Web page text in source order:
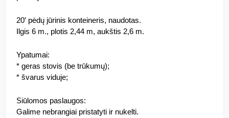
20′ pėdų jūrinis konteineris, naudotas.
Ilgis 6 m., plotis 2,44 m, aukštis 2,6 m.
Ypatumai:
* geras stovis (be trūkumų);
* švarus viduje;
Siūlomos paslaugos:
Galime nebrangiai pristatyti ir nukelti.